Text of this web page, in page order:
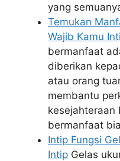
yang
Temukan
Wajib Kamu
bermanfaat
diberikan
atau orang
membantu
kesejahteraan
bermanfaat
Intip Fungsi
Intip Gelas